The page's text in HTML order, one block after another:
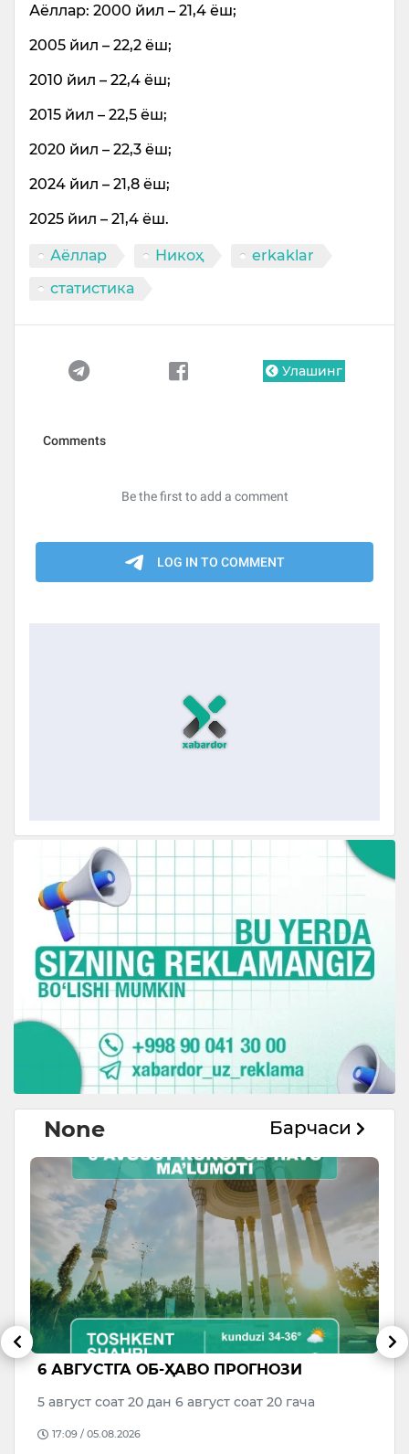
Аёллар: 2000 йил – 21,4 ёш;
2005 йил – 22,2 ёш;
2010 йил – 22,4 ёш;
2015 йил – 22,5 ёш;
2020 йил – 22,3 ёш;
2024 йил – 21,8 ёш;
2025 йил – 21,4 ёш.
Аёллар Никоҳ
erkaklar
статистика
Улашинг
None Барчаси
6 АВГУСТГА ОБ-ҲАВО ПРОГНОЗИ
5 август соат 20 дан 6 август соат 20 гача
17:09 / 05.08.2026